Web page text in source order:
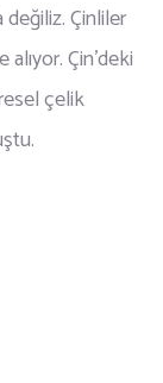
Çinliler
Çin’deki
çelik